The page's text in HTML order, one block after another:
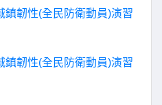
鎮韌性(全民防衛動員)演習
鎮韌性(全民防衛動員)演習